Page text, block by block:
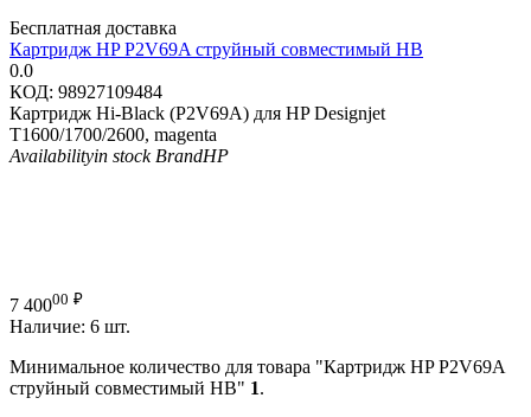
Бесплатная доставка
Картридж HP P2V69A струйный совместимый HB
0.0
КОД: 98927109484
Картридж Hi-Black (P2V69A) для HP Designjet
T1600/1700/2600, magenta
Availabilityin stock BrandHP
7 40000 ₽
Наличие: 6 шт.
Минимальное количество для товара "Картридж HP P2V69A
струйный совместимый HB" 1.